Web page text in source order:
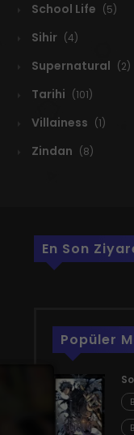
School Life (5)
Sihir (4)
Supernatural (2)
Tarihi (101)
Villainess (1)
Zindan (8)
En Son
Popüler